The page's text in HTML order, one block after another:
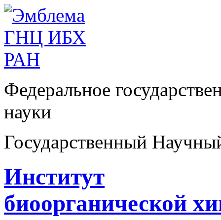
Федеральное
науки
Государственный
Институт
биоорганической